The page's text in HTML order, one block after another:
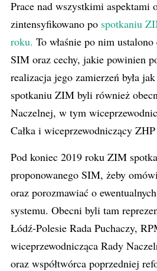
Prace nad wszystkimi aspektami
zintensyfikowano po spotkaniu
roku. To właśnie po nim ustalono
SIM oraz cechy, jakie powinien
realizacja jego zamierzeń była
spotkaniu ZIM byli również
Naczelnej, w tym
Całka i wiceprzewodniczący
Pod koniec 2019 roku ZIM
proponowanego SIM, żeby
oraz porozmawiać o
systemu. Obecni byli tam
Łódź-Polesie Rada Puchaczy,
wiceprzewodnicząca Rady
oraz współtwórca poprzedniej